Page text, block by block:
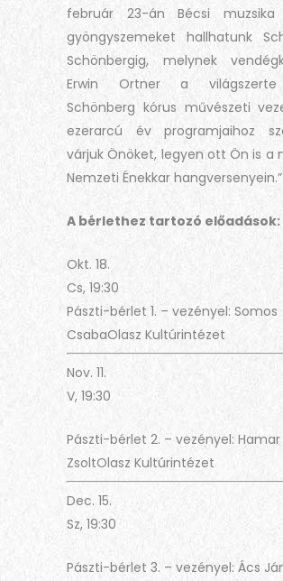
február 23-án Bécsi muzsika
gyöngyszemeket hallhatunk
Schönbergig, melynek
Erwin Ortner a
Schönberg kórus művészeti
ezerarcú év programjaihoz
várjuk Önöket, legyen ott Ön is a
Nemzeti Énekkar hangversenyein.”
A bérlethez tartozó előadások:
Okt. 18.
Cs, 19:30
Pászti-bérlet 1. – vezényel: Somos
CsabaOlasz Kultúrintézet
Nov. 11.
V, 19:30
Pászti-bérlet 2. – vezényel: Hamar
ZsoltOlasz Kultúrintézet
Dec. 15.
Sz, 19:30
Pászti-bérlet 3. – vezényel: Ács